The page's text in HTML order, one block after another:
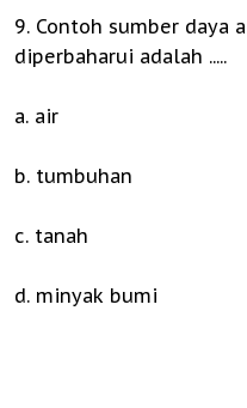
9. Contoh sumber daya
diperbaharui adalah .....
a. air
b. tumbuhan
c. tanah
d. minyak bumi